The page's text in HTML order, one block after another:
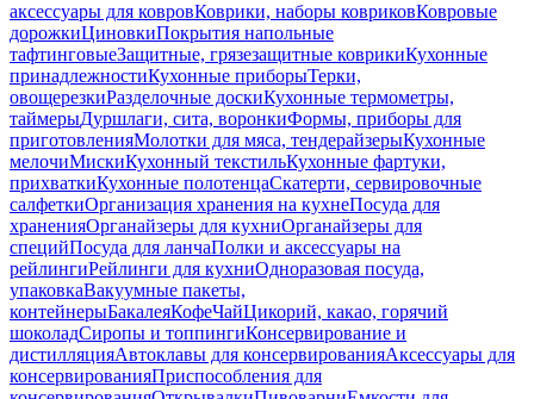
аксессуары для ковровКоврики, наборы ковриковКовровые
дорожкиЦиновкиПокрытия напольные
тафтинговыеЗащитные, грязезащитные коврикиКухонные
принадлежностиКухонные приборыТерки,
овощерезкиРазделочные доскиКухонные термометры,
таймерыДуршлаги, сита, воронкиФормы, приборы для
приготовленияМолотки для мяса, тендерайзерыКухонные
мелочиМискиКухонный текстильКухонные фартуки,
прихваткиКухонные полотенцаСкатерти, сервировочные
салфеткиОрганизация хранения на кухнеПосуда для
храненияОрганайзеры для кухниОрганайзеры для
специйПосуда для ланчаПолки и аксессуары на
рейлингиРейлинги для кухниОдноразовая посуда,
упаковкаВакуумные пакеты,
контейнерыБакалеяКофеЧайЦикорий, какао, горячий
шоколадСиропы и топпингиКонсервирование и
дистилляцияАвтоклавы для консервированияАксессуары для
консервированияПриспособления для